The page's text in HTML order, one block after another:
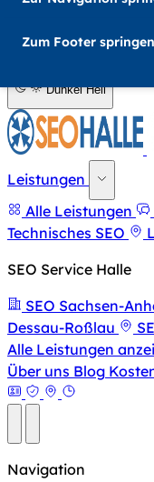
Zum Footer springen
A- A+
Dunkel Hell
Leistungen
Alle Leistungen
Technisches SEO
SEO Service Halle
SEO Sachsen-
Dessau-Roßlau
Alle Leistungen
Über uns Blog
Navigation